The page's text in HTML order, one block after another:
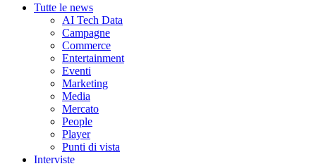
Tutte le news
AI Tech Data
Campagne
Commerce
Entertainment
Eventi
Marketing
Media
Mercato
People
Player
Punti di vista
Interviste